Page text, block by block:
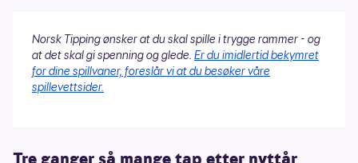
Norsk Tipping ønsker at du skal spille i trygge rammer - og
at det skal gi spenning og glede. Er du imidlertid bekymret
for dine spillvaner, foreslår vi at du besøker våre
spillevettsider.